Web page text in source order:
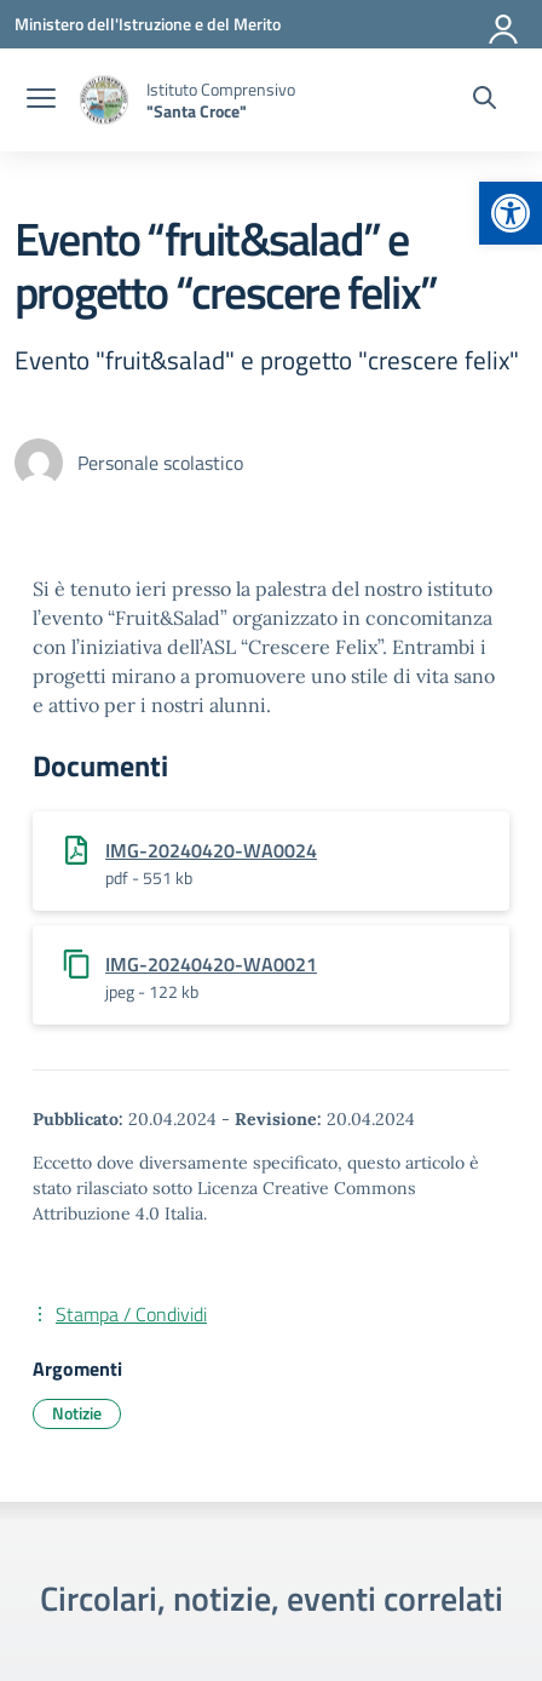
Vai ai contenuti
Vai al menu di navigazione
Vai al footer
Ministero dell'Istruzione e del Merito
Istituto Comprensivo
"Santa Croce"
Evento “fruit&salad” e
progetto “crescere felix”
Evento "fruit&salad" e progetto "crescere felix"
Personale scolastico
Si è tenuto ieri presso la palestra del nostro istituto
l’evento “Fruit&Salad” organizzato in concomitanza
con l’iniziativa dell’ASL “Crescere Felix”. Entrambi i
progetti mirano a promuovere uno stile di vita sano
e attivo per i nostri alunni.
Documenti
IMG-20240420-WA0024
pdf - 551 kb
IMG-20240420-WA0021
jpeg - 122 kb
Pubblicato: 20.04.2024 - Revisione: 20.04.2024
Eccetto dove diversamente specificato, questo articolo è
stato rilasciato sotto Licenza Creative Commons
Attribuzione 4.0 Italia.
Stampa / Condividi
Argomenti
Notizie
Circolari, notizie, eventi correlati